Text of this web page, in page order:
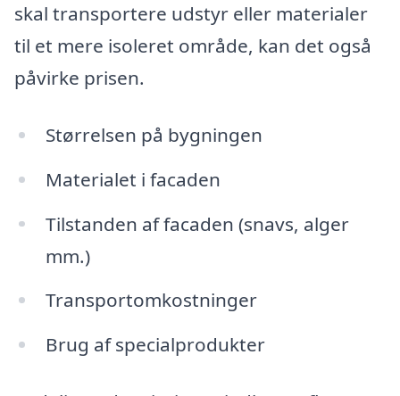
skal transportere udstyr eller materialer
til et mere isoleret område, kan det også
påvirke prisen.
Størrelsen på bygningen
Materialet i facaden
Tilstanden af facaden (snavs, alger
mm.)
Transportomkostninger
Brug af specialprodukter